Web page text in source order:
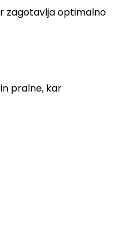
zagotavlja optimalno
pralne, kar